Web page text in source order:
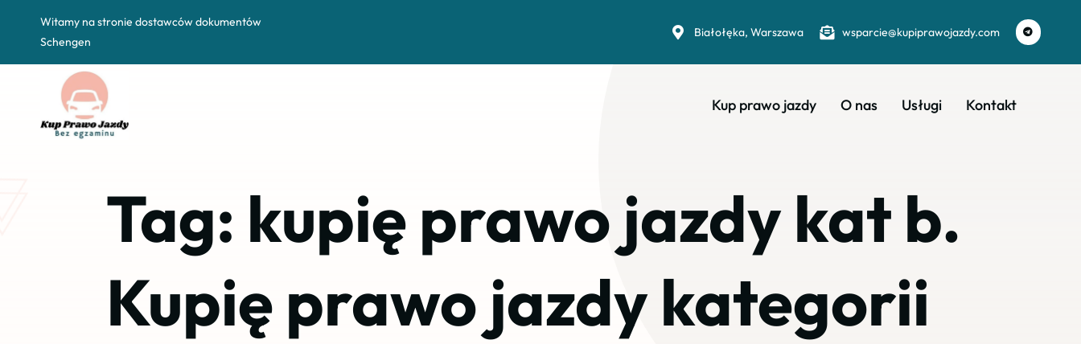
Witamy na stronie dostawców dokumentów
Schengen
Białołęka, Warszawa wsparcie@kupiprawojazdy.com
Kup prawo jazdy O nas Usługi Kontakt
Tag: kupię prawo jazdy kat b.
Kupię prawo jazdy kategorii